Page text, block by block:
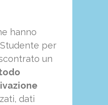
hanno
per
un
dati